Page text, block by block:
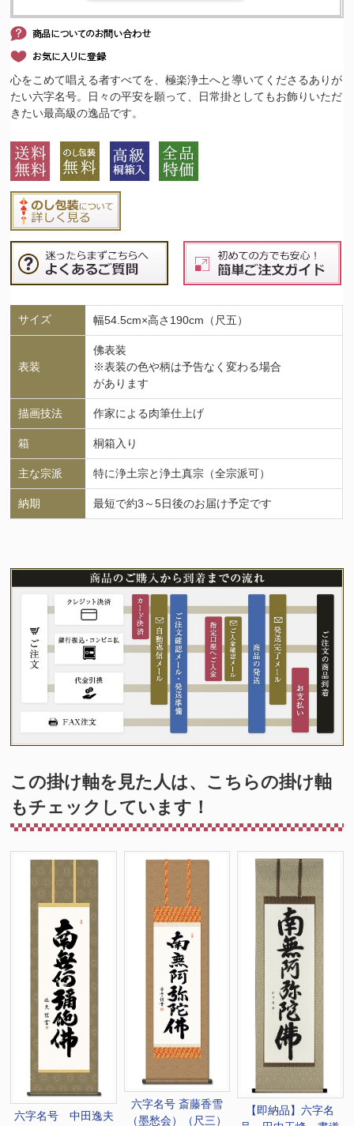
心をこめて唱える者すべてを、極楽浄土へと導いてくださるありが
たい六字名号。日々の平安を願って、日常掛としてもお飾りいただ
きたい最高級の逸品です。
サイズ 幅54.5cm×高さ190cm（尺五）
表装
佛表装
※表装の色や柄は予告なく変わる場合
があります
描画技法 作家による肉筆仕上げ
箱 桐箱入り
主な宗派 特に浄土宗と浄土真宗（全宗派可）
納期 最短で約3～5日後のお届け予定です
この掛け軸を見た人は、こちらの掛け軸
もチェックしています！
六字名号 中田逸夫
六字名号 斎藤香雪
（墨愁会）（尺三）
【即納品】六字名